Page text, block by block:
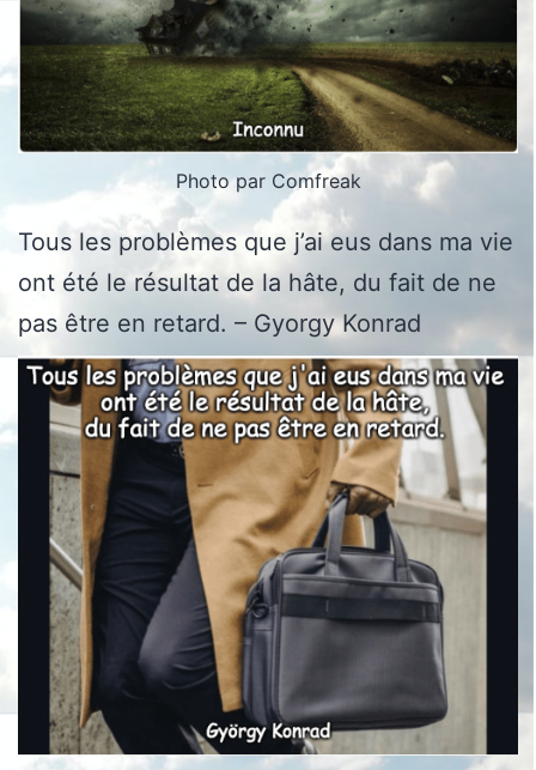
Photo par Comfreak
Tous les problèmes que j’ai eus dans ma vie
ont été le résultat de la hâte, du fait de ne
pas être en retard. – Gyorgy Konrad